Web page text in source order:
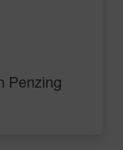
Penzing